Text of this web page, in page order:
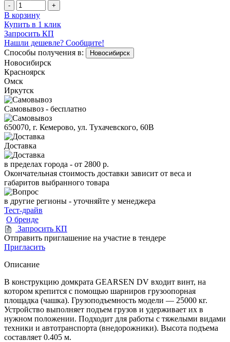
- +
В корзину
Купить в 1 клик
Запросить КП
Нашли дешевле? Сообщите!
Способы получения в:
Новосибирск
Новосибирск
Красноярск
Омск
Иркутск
Самовывоз - бесплатно
650070, г. Кемерово, ул. Тухачевского, 60В
Доставка
в пределах города - от 2800 р.
Окончательная стоимость доставки зависит от веса и
габаритов выбранного товара
в другие регионы - уточняйте у менеджера
Тест-драйв
О бренде
Запросить КП
Отправить приглашение на участие в тендере
Пригласить
Описание
В конструкцию домкрата GEARSEN DV входит винт, на
котором крепится с помощью шарниров грузоопорная
площадка (чашка). Грузоподъемность модели — 25000 кг.
Устройство выполняет подъем грузов и удерживает их в
нужном положении. Подходит для работы с тяжелыми видами
техники и автотранспорта (внедорожники). Высота подъема
составляет 0.405 м.